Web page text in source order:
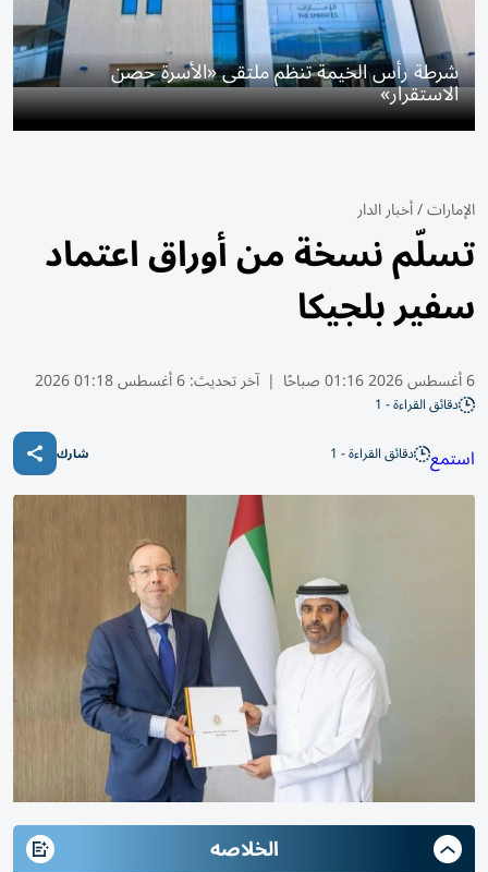
شرطة رأس الخيمة تنظم ملتقى «الأسرة حصن
الاستقرار»
الإمارات/أخبار الدار
تسلّم نسخة من أوراق اعتماد
سفير بلجيكا
6 أغسطس 2026 01:16 صباحًا | آخر تحديث:6 أغسطس 01:18 2026
دقائق القراءة - 1
استمع دقائق القراءة - 1 شارك
الخلاصه